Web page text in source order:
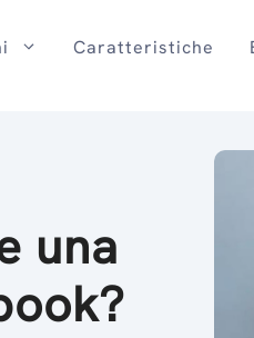
Caratteristiche
una